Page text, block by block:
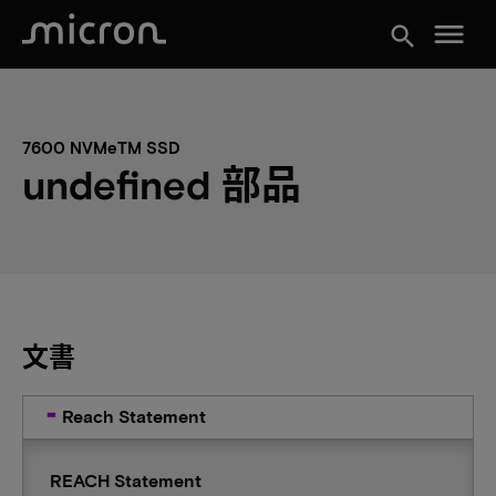
search menu
7600 NVMeTM SSD
undefined 部品
文書
Reach Statement
REACH Statement